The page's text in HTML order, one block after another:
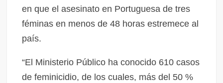
en que el asesinato en Portuguesa de tres
féminas en menos de 48 horas estremece al
país.
“El Ministerio Público ha conocido 610 casos
de feminicidio, de los cuales, más del 50 %